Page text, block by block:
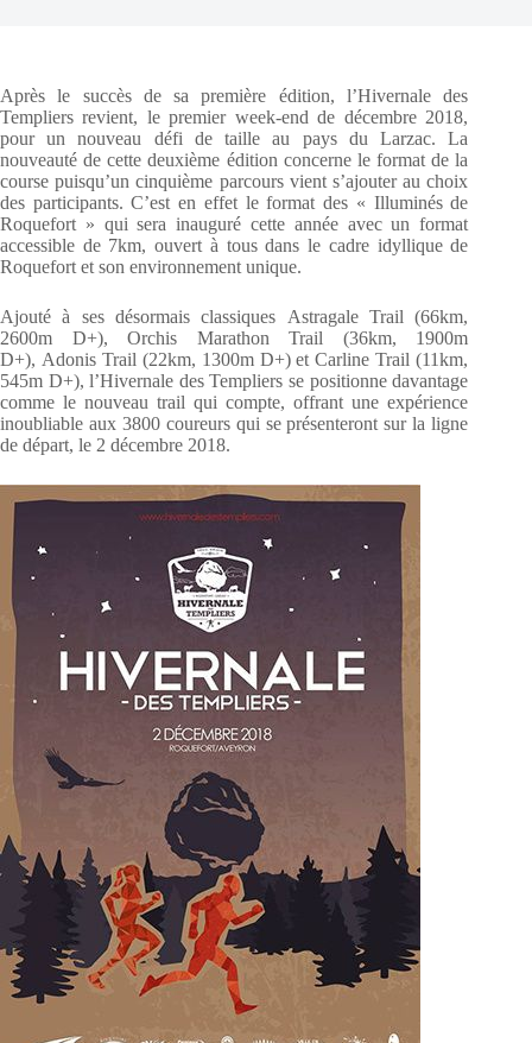
Après le succès de sa première édition, l’Hivernale des
Templiers revient, le premier week-end de décembre 2018,
pour un nouveau défi de taille au pays du Larzac. La
nouveauté de cette deuxième édition concerne le format de la
course puisqu’un cinquième parcours vient s’ajouter au choix
des participants. C’est en effet le format des « Illuminés de
Roquefort » qui sera inauguré cette année avec un format
accessible de 7km, ouvert à tous dans le cadre idyllique de
Roquefort et son environnement unique.
Ajouté à ses désormais classiques Astragale Trail (66km,
2600m D+), Orchis Marathon Trail (36km, 1900m
D+), Adonis Trail (22km, 1300m D+) et Carline Trail (11km,
545m D+), l’Hivernale des Templiers se positionne davantage
comme le nouveau trail qui compte, offrant une expérience
inoubliable aux 3800 coureurs qui se présenteront sur la ligne
de départ, le 2 décembre 2018.